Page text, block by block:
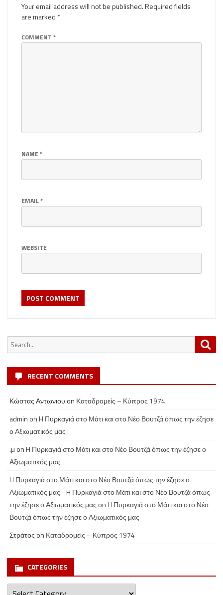
Your email address will not be published.Required fields
are marked *
COMMENT *
NAME*
EMAIL*
WEBSITE
Search
for:
RECENT COMMENTS
Κώστας Αντωνιου on Καταδρομείς – Κύπρος 1974
admin onH Πυρκαγιά στο Μάτι και στο Νέο Βουτζά όπως την έζησε
ο Αξιωματικός μας
.μ onH Πυρκαγιά στο Μάτι και στο Νέο Βουτζά όπως την έζησε ο
Αξιωματικός μας
H Πυρκαγιά στο Μάτι και στο Νέο Βουτζά όπως την έζησε ο
Αξιωματικός μας - H Πυρκαγιά στο Μάτι και στο Νέο Βουτζά όπως
την έζησε ο Αξιωματικός μας onH Πυρκαγιά στο Μάτι και στο Νέο
Βουτζά όπως την έζησε ο Αξιωματικός μας
Στράτος on Καταδρομείς – Κύπρος 1974
CATEGORIES
Categories